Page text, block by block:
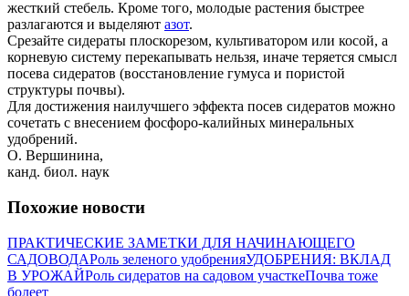
жесткий стебель. Кроме того, молодые растения быстрее
разлагаются и выделяют азот.
Срезайте сидераты плоскорезом, культиватором или косой, а
корневую систему перекапывать нельзя, иначе теряется смысл
посева сидератов (восстановление гумуса и пористой
структуры почвы).
Для достижения наилучшего эффекта посев сидератов можно
сочетать с внесением фосфоро-калийных минеральных
удобрений.
О. Вершинина,
канд. биол. наук
Похожие новости
ПРАКТИЧЕСКИЕ ЗАМЕТКИ ДЛЯ НАЧИНАЮЩЕГО
САДОВОДАРоль зеленого удобренияУДОБРЕНИЯ: ВКЛАД
В УРОЖАЙРоль сидератов на садовом участкеПочва тоже
болеет